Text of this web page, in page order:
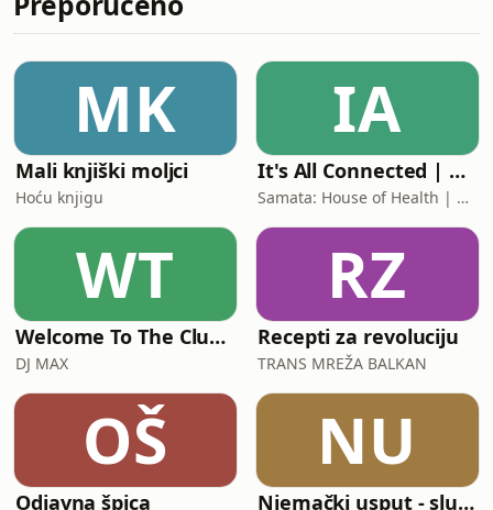
brodove i češću povezanost sa
ponovno zaživjela brodska linija od
uvale Dražanica do nove rive. Družili
smo se i sa spasiocima na zadarsko
MK
Mali knjiški moljci
Hoću knjigu
IA
It's All Connected | Health and Wellness Podcast
Samata: House of Health | Katarina Babić, dr.med.
WT
Welcome To The Club Radio Show
DJ MAX
RZ
Recepti za revoluciju
TRANS MREŽA BALKAN
OŠ
Odjavna špica
NU
Njemački usput - slušaj i uči